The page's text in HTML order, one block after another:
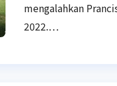
mengalahkan
2022.…